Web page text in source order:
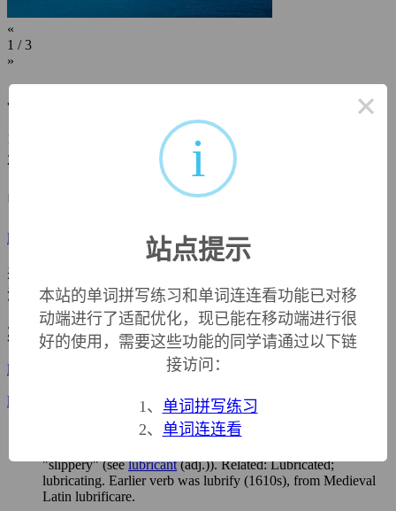
«
1 / 3
»
助记提示
1、lubric- + -ate.
2. lub谐音“溜、滑溜溜”
中文词源
lubricate
来自拉丁语lubricare,使光滑，来自PIE*sleubh,滑行，滑动，词
源同slip,lapse,lime.
英文词源
lubricate
lubricate (v.)
1620s, "to make slippery or smooth" (especially by the
application of an oil), from Latinlubricatus
"slippery" (seelubricant(adj.)). Related:Lubricated;
lubricating. Earlier verb was lubrify (1610s), from Medieval
Latin lubrificare.
×
i
站点提示
本站的单词拼写练习和单词连连看功能已对移
动端进行了适配优化，现已能在移动端进行很
好的使用，需要这些功能的同学请通过以下链
接访问：
1、 单词拼写练习
2、 单词连连看